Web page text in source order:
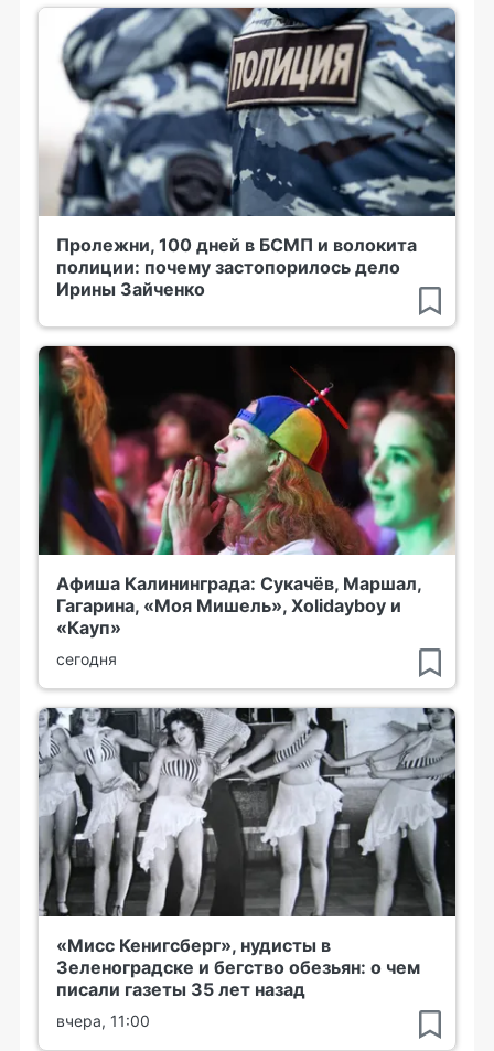
Пролежни, 100 дней в БСМП и волокита
полиции: почему застопорилось дело
Ирины Зайченко
Афиша Калининграда: Сукачёв, Маршал,
Гагарина, «Моя Мишель», Xolidayboy и
«Кауп»
сегодня
«Мисс Кенигсберг», нудисты в
Зеленоградске и бегство обезьян: о чем
писали газеты 35 лет назад
вчера, 11:00